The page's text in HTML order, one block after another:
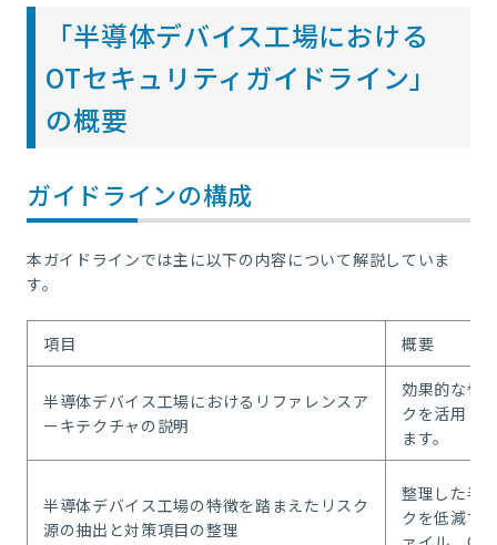
「半導体デバイス工場における
OTセキュリティガイドライン」
の概要
ガイドラインの構成
本ガイドラインでは主に以下の内容について解説していま
す。
項目 概要
半導体デバイス工場におけるリファレンスア
ーキテクチャの説明
効果的な脅
クを活用し
ます。
半導体デバイス工場の特徴を踏まえたリスク
源の抽出と対策項目の整理
整理した半
クを低減す